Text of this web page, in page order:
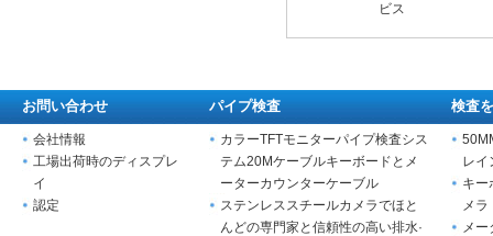
ビス
お問い合わせ
会社情報
工場出荷時のディスプレ
イ
認定
パイプ検査
カラーTFTモニターパイプ検査シス
テム20Mケーブルキーボードとメ
ーターカウンターケーブル
ステンレススチールカメラでほと
んどの専門家と信頼性の高い排水·
検査
レイ
キー
メ
メ